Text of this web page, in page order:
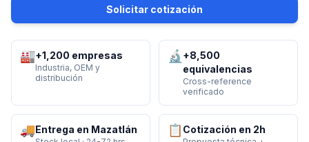
Solicitar cotización
🏭+1,200 empresas
Industria, OEM y
distribución
🔬 +8,500
equivalencias
Cross-reference
verificado
🚚Entrega en Mazatlán 📋 Cotización en 2h